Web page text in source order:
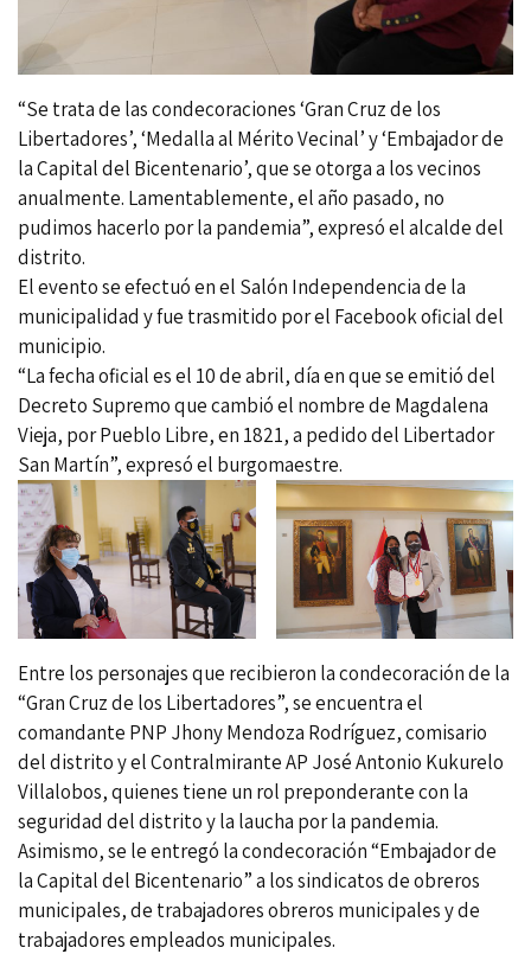
“Se trata de las condecoraciones ‘Gran Cruz de los
Libertadores’, ‘Medalla al Mérito Vecinal’ y ‘Embajador de
la Capital del Bicentenario’, que se otorga a los vecinos
anualmente. Lamentablemente, el año pasado, no
pudimos hacerlo por la pandemia”, expresó el alcalde del
distrito.
El evento se efectuó en el Salón Independencia de la
municipalidad y fue trasmitido por el Facebook oficial del
municipio.
“La fecha oficial es el 10 de abril, día en que se emitió del
Decreto Supremo que cambió el nombre de Magdalena
Vieja, por Pueblo Libre, en 1821, a pedido del Libertador
San Martín”, expresó el burgomaestre.
Entre los personajes que recibieron la condecoración de la
“Gran Cruz de los Libertadores”, se encuentra el
comandante PNP Jhony Mendoza Rodríguez, comisario
del distrito y el Contralmirante AP José Antonio Kukurelo
Villalobos, quienes tiene un rol preponderante con la
seguridad del distrito y la laucha por la pandemia.
Asimismo, se le entregó la condecoración “Embajador de
la Capital del Bicentenario” a los sindicatos de obreros
municipales, de trabajadores obreros municipales y de
trabajadores empleados municipales.